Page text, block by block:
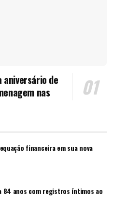
aniversário de
nas
financeira em sua nova
84 anos com registros íntimos ao